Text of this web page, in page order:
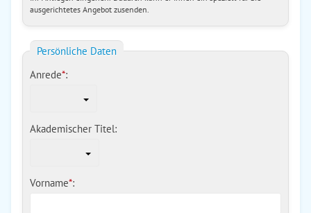
ausgerichtetes Angebot zusenden.
Persönliche Daten
Anrede*:
Akademischer Titel:
Vorname*: